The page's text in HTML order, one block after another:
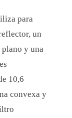
para
un
plano y una
10,6
convexa y